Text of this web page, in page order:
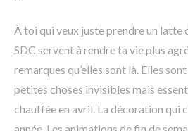
À toi qui veux juste prendre un latte
SDC servent à rendre ta vie plus
remarques qu’elles sont là. Elles
petites choses invisibles mais
chauffée en avril. La décoration qui